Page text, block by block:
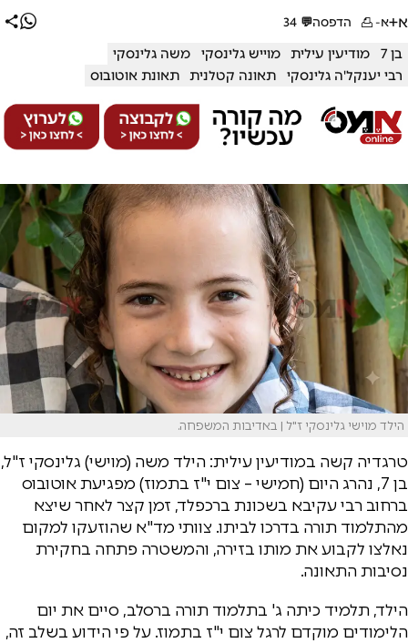
א+א- הדפסה💬
34
בן 7 מודיעין עילית מוייש גלינסקי
משה גלינסקי
רבי יענקל'ה גלינסקי
תאונה קטלנית תאונת אוטובוס
הילד מוישי גלינסקי ז"ל | באדיבות המשפחה.
טרגדיה קשה במודיעין עילית: הילד משה (מוישי) גלינסקי ז"ל,
בן 7, נהרג היום (חמישי – צום י"ז בתמוז) מפגיעת אוטובוס
ברחוב רבי עקיבא בשכונת ברכפלד, זמן קצר לאחר שיצא
מהתלמוד תורה בדרכו לביתו. צוותי מד"א שהוזעקו למקום
נאלצו לקבוע את מותו בזירה, והמשטרה פתחה בחקירת
נסיבות התאונה.
הילד, תלמיד כיתה ג' בתלמוד תורה ברסלב, סיים את יום
הלימודים מוקדם לרגל צום י"ז בתמוז. על פי הידוע בשלב זה,